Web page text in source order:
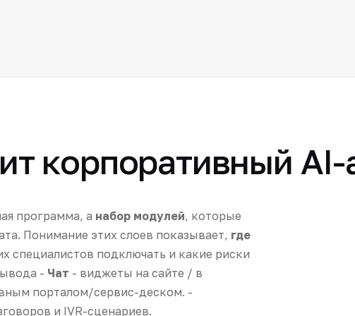
корпоративный AI-
программа, а набор модулей, которые
Понимание этих слоев показывает, где
специалистов подключать и какие риски
- Чат - виджеты на сайте / в
порталом/сервис-деском. -
и IVR-сценариев.